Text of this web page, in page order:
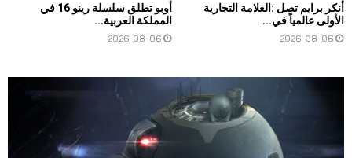
أنكر برايم تصل :العلامة التجارية
الأولى عالمياً في...
2026-08-06
أوبو تطلق سلسلة رينو 16 في
المملكة العربية...
2026-08-06